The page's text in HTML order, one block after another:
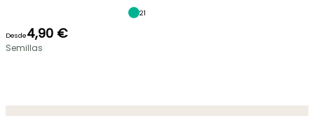
21
Desde4,90 €
Semillas